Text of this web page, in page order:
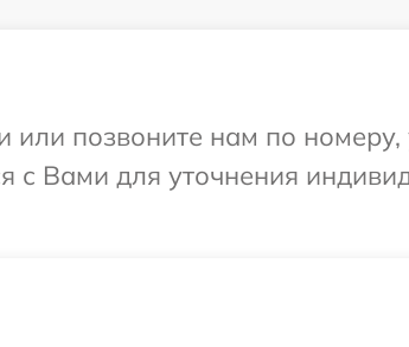
позвоните нам по
с Вами для уточнения